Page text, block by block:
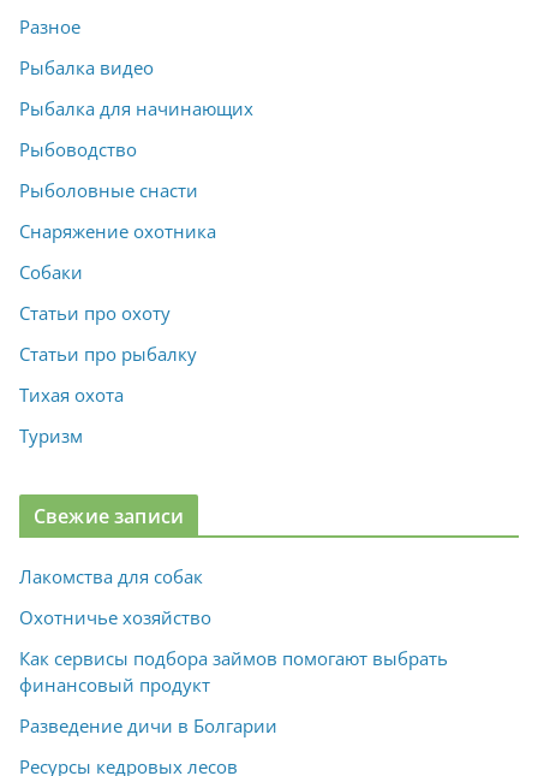
Разное
Рыбалка видео
Рыбалка для начинающих
Рыбоводство
Рыболовные снасти
Снаряжение охотника
Собаки
Статьи про охоту
Статьи про рыбалку
Тихая охота
Туризм
Свежие записи
Лакомства для собак
Охотничье хозяйство
Как сервисы подбора займов помогают выбрать
финансовый продукт
Разведение дичи в Болгарии
Ресурсы кедровых лесов